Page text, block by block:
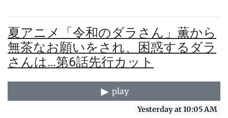
夏アニメ「令和のダラさん」薫から
無茶なお願いをされ、困惑するダラ
さんは…第6話先行カット
play
Yesterday at 10:05 AM